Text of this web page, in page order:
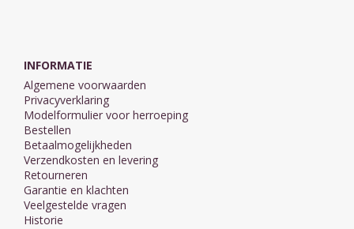
INFORMATIE
Algemene voorwaarden
Privacyverklaring
Modelformulier voor herroeping
Bestellen
Betaalmogelijkheden
Verzendkosten en levering
Retourneren
Garantie en klachten
Veelgestelde vragen
Historie